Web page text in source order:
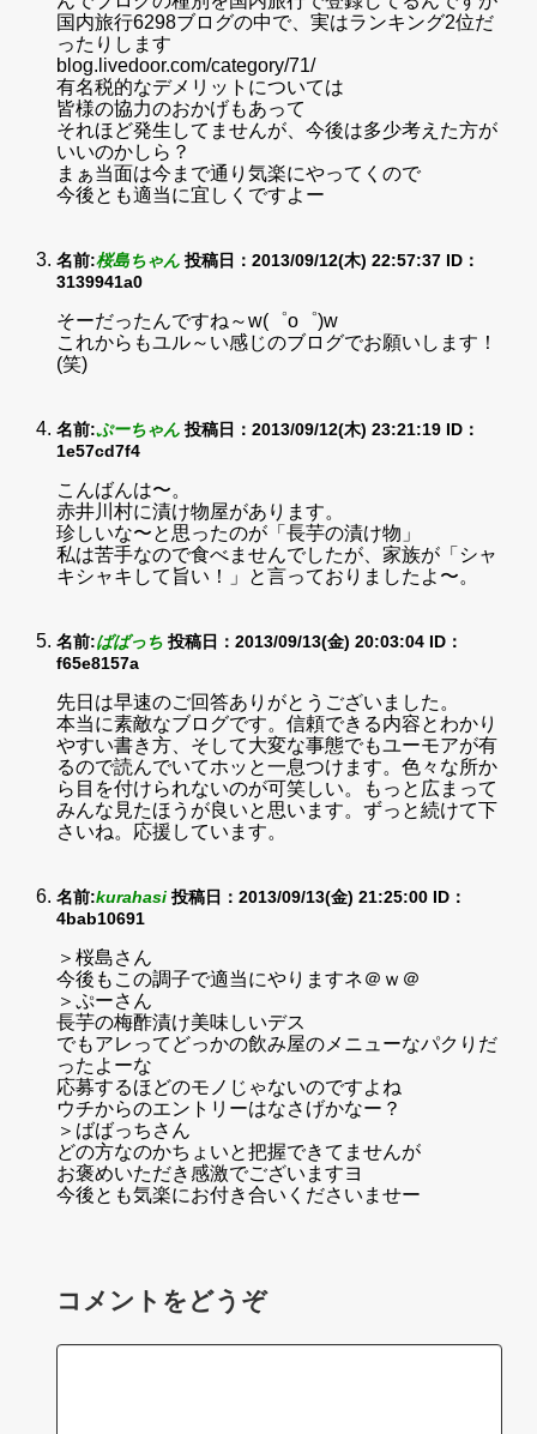
国内旅行6298ブログの中で、実はランキング2位だ
ったりします
blog.livedoor.com/category/71/
有名税的なデメリットについては
皆様の協力のおかげもあって
それほど発生してませんが、今後は多少考えた方が
いいのかしら？
まぁ当面は今まで通り気楽にやってくので
今後とも適当に宜しくですよー
名前:桜島ちゃん 投稿日：2013/09/12(木) 22:57:37 ID：
3139941a0
そーだったんですね～w(゜o゜)w
これからもユル～い感じのブログでお願いします！
(笑)
名前:ぷーちゃん 投稿日：2013/09/12(木) 23:21:19 ID：
1e57cd7f4
こんばんは〜。
赤井川村に漬け物屋があります。
珍しいな〜と思ったのが「長芋の漬け物」
私は苦手なので食べませんでしたが、家族が「シャ
キシャキして旨い！」と言っておりましたよ〜。
名前:ばばっち 投稿日：2013/09/13(金) 20:03:04 ID：
f65e8157a
先日は早速のご回答ありがとうございました。
本当に素敵なブログです。信頼できる内容とわかり
やすい書き方、そして大変な事態でもユーモアが有
るので読んでいてホッと一息つけます。色々な所か
ら目を付けられないのが可笑しい。もっと広まって
みんな見たほうが良いと思います。ずっと続けて下
さいね。応援しています。
名前:kurahasi 投稿日：2013/09/13(金) 21:25:00 ID：
4bab10691
＞桜島さん
今後もこの調子で適当にやりますネ＠ｗ＠
＞ぷーさん
長芋の梅酢漬け美味しいデス
でもアレってどっかの飲み屋のメニューなパクりだ
ったよーな
応募するほどのモノじゃないのですよね
ウチからのエントリーはなさげかなー？
＞ばばっちさん
どの方なのかちょいと把握できてませんが
お褒めいただき感激でございますヨ
今後とも気楽にお付き合いくださいませー
コメントをどうぞ